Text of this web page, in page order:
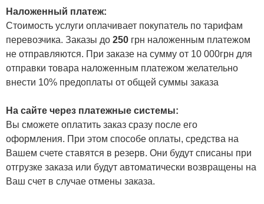
Наложенный платеж:
Стоимость услуги оплачивает покупатель по тарифам
перевозчика. Заказы до 250 грн наложенным платежом
не отправляются. При заказе на сумму от 10 000грн для
отправки товара наложенным платежом желательно
внести 10% предоплаты от общей суммы заказа
На сайте через платежные системы:
Вы сможете оплатить заказ сразу после его
оформления. При этом способе оплаты, средства на
Вашем счете ставятся в резерв. Они будут списаны при
отгрузке заказа или будут автоматически возвращены на
Ваш счет в случае отмены заказа.